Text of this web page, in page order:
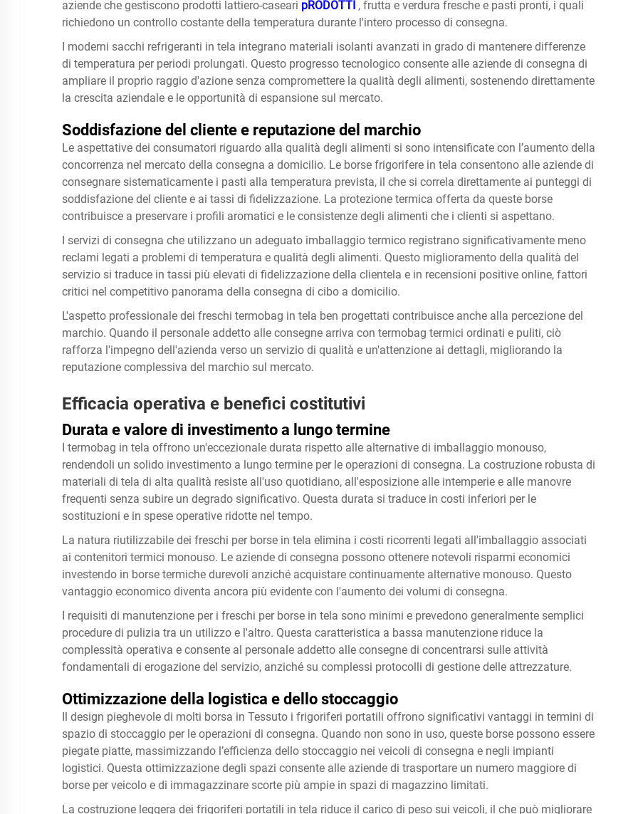
aziende che gestiscono prodotti lattiero-caseari pRODOTTI , frutta e verdura fresche e pasti pronti, i quali
richiedono un controllo costante della temperatura durante l'intero processo di consegna.
I moderni sacchi refrigeranti in tela integrano materiali isolanti avanzati in grado di mantenere differenze
di temperatura per periodi prolungati. Questo progresso tecnologico consente alle aziende di consegna di
ampliare il proprio raggio d'azione senza compromettere la qualità degli alimenti, sostenendo direttamente
la crescita aziendale e le opportunità di espansione sul mercato.
Soddisfazione del cliente e reputazione del marchio
Le aspettative dei consumatori riguardo alla qualità degli alimenti si sono intensificate con l’aumento della
concorrenza nel mercato della consegna a domicilio. Le borse frigorifere in tela consentono alle aziende di
consegnare sistematicamente i pasti alla temperatura prevista, il che si correla direttamente ai punteggi di
soddisfazione del cliente e ai tassi di fidelizzazione. La protezione termica offerta da queste borse
contribuisce a preservare i profili aromatici e le consistenze degli alimenti che i clienti si aspettano.
I servizi di consegna che utilizzano un adeguato imballaggio termico registrano significativamente meno
reclami legati a problemi di temperatura e qualità degli alimenti. Questo miglioramento della qualità del
servizio si traduce in tassi più elevati di fidelizzazione della clientela e in recensioni positive online, fattori
critici nel competitivo panorama della consegna di cibo a domicilio.
L'aspetto professionale dei freschi termobag in tela ben progettati contribuisce anche alla percezione del
marchio. Quando il personale addetto alle consegne arriva con termobag termici ordinati e puliti, ciò
rafforza l'impegno dell'azienda verso un servizio di qualità e un'attenzione ai dettagli, migliorando la
reputazione complessiva del marchio sul mercato.
Efficacia operativa e benefici costitutivi
Durata e valore di investimento a lungo termine
I termobag in tela offrono un'eccezionale durata rispetto alle alternative di imballaggio monouso,
rendendoli un solido investimento a lungo termine per le operazioni di consegna. La costruzione robusta di
materiali di tela di alta qualità resiste all'uso quotidiano, all'esposizione alle intemperie e alle manovre
frequenti senza subire un degrado significativo. Questa durata si traduce in costi inferiori per le
sostituzioni e in spese operative ridotte nel tempo.
La natura riutilizzabile dei freschi per borse in tela elimina i costi ricorrenti legati all'imballaggio associati
ai contenitori termici monouso. Le aziende di consegna possono ottenere notevoli risparmi economici
investendo in borse termiche durevoli anziché acquistare continuamente alternative monouso. Questo
vantaggio economico diventa ancora più evidente con l'aumento dei volumi di consegna.
I requisiti di manutenzione per i freschi per borse in tela sono minimi e prevedono generalmente semplici
procedure di pulizia tra un utilizzo e l'altro. Questa caratteristica a bassa manutenzione riduce la
complessità operativa e consente al personale addetto alle consegne di concentrarsi sulle attività
fondamentali di erogazione del servizio, anziché su complessi protocolli di gestione delle attrezzature.
Ottimizzazione della logistica e dello stoccaggio
Il design pieghevole di molti borsa in Tessuto i frigoriferi portatili offrono significativi vantaggi in termini di
spazio di stoccaggio per le operazioni di consegna. Quando non sono in uso, queste borse possono essere
piegate piatte, massimizzando l’efficienza dello stoccaggio nei veicoli di consegna e negli impianti
logistici. Questa ottimizzazione degli spazi consente alle aziende di trasportare un numero maggiore di
borse per veicolo e di immagazzinare scorte più ampie in spazi di magazzino limitati.
La costruzione leggera dei frigoriferi portatili in tela riduce il carico di peso sui veicoli, il che può migliorare